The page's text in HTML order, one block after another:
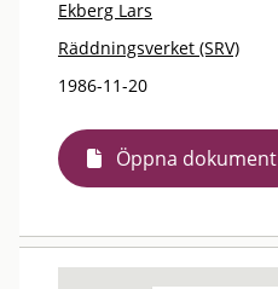
Ekberg Lars
Räddningsverket (SRV)
1986-11-20
Öppna dokument